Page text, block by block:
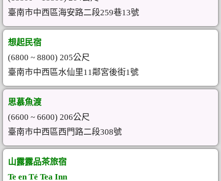
臺南市中西區海安路二段259巷13號
想起民宿
(6800 ~ 8800) 205公尺
臺南市中西區水仙里11鄰宮後街1號
思慕魚渡
(6600 ~ 6600) 206公尺
臺南市中西區西門路二段308號
山露露品茶旅宿
Te en Té Tea Inn